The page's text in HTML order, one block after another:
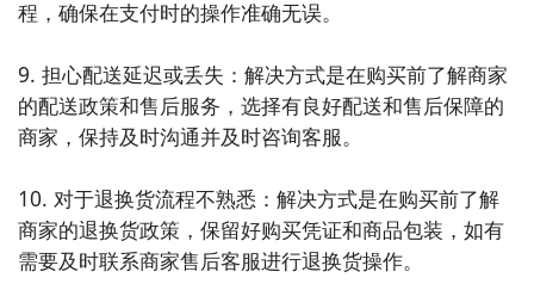
程，确保在支付时的操作准确无误。
9. 担心配送延迟或丢失：解决方式是在购买前了解商家
的配送政策和售后服务，选择有良好配送和售后保障的
商家，保持及时沟通并及时咨询客服。
10. 对于退换货流程不熟悉：解决方式是在购买前了解
商家的退换货政策，保留好购买凭证和商品包装，如有
需要及时联系商家售后客服进行退换货操作。